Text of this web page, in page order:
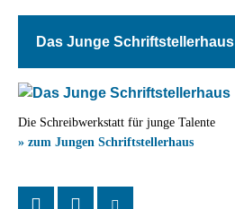
Das Junge Schriftstellerhaus
Die Schreibwerkstatt für junge Talente
» zum Jungen Schriftstellerhaus